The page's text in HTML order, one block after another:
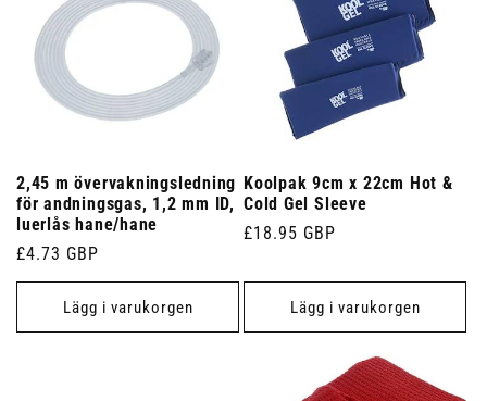
2,45 m övervakningsledning
för andningsgas, 1,2 mm ID,
luerlås hane/hane
Ordinarie
pris
£4.73 GBP
Lägg i varukorgen
Koolpak 9cm x 22cm Hot &
Cold Gel Sleeve
Ordinarie
£18.95 GBP
Lägg i varukorgen